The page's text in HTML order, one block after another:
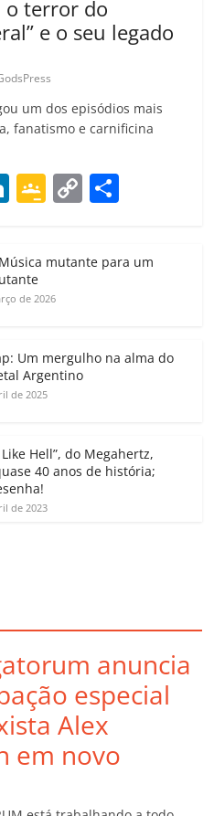
o terror do
e o seu legado
um dos episódios mais
fanatismo e carnificina
Li
k
e
dI
G
gl
e
a
ss
o
m
C
y
k
p
h
mutante para um
de 2026
Um mergulho na alma do
Argentino
de 2025
Hell”, do Megahertz,
40 anos de história;
de 2023
anuncia
especial
Alex
em novo